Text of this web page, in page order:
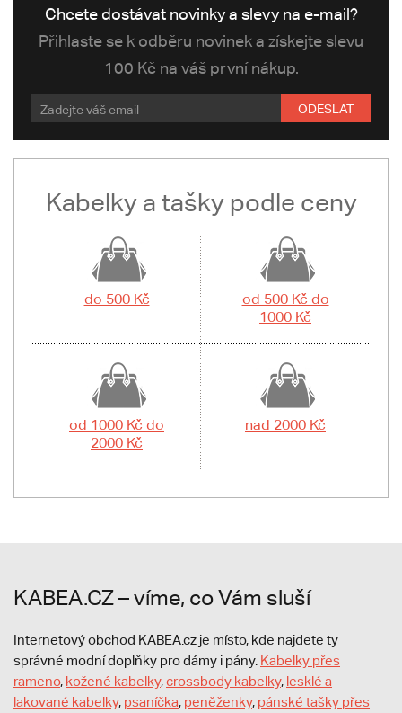
Chcete dostávat novinky a slevy na e-mail?
Přihlaste se k odběru novinek a získejte slevu
100 Kč na váš první nákup.
ODESLAT
Kabelky a tašky podle ceny
do 500 Kč
od 500 Kč do
1000 Kč
od 1000 Kč do
2000 Kč
nad 2000 Kč
KABEA.CZ – víme, co Vám sluší
Internetový obchod KABEA.cz je místo, kde najdete ty
správné modní doplňky pro dámy i pány. Kabelky přes
rameno, kožené kabelky,crossbody kabelky, lesklé a
lakované kabelky, psaníčka, peněženky, pánské tašky přes